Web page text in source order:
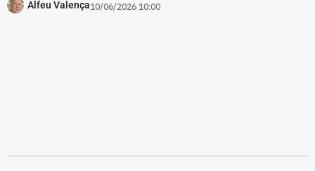
Alfeu Valença10/06/2026 10:00